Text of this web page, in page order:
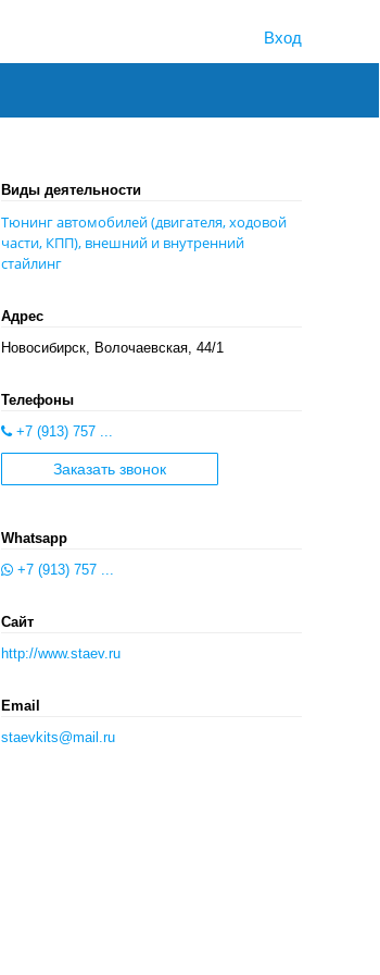
Вход
Виды деятельности
Тюнинг автомобилей (двигателя, ходовой
части, КПП), внешний и внутренний
стайлинг
Адрес
Новосибирск, Волочаевская, 44/1
Телефоны
+7 (913) 757 ...
Заказать звонок
Whatsapp
+7 (913) 757 ...
Сайт
http://www.staev.ru
Email
staevkits@mail.ru